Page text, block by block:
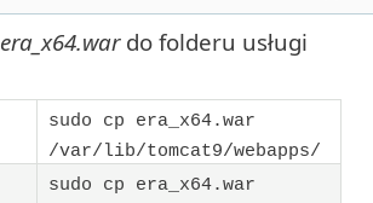
era_x64.wardo folderu usługi
sudo cp era_x64.war
/var/lib/tomcat9/webapps/
sudo cp era_x64.war